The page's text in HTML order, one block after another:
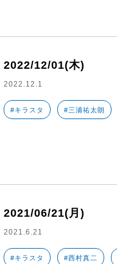
2022/12/01(木)
2022.12.1
#キラスタ #三浦祐太朗
2021/06/21(月)
2021.6.21
#キラスタ #西村真二